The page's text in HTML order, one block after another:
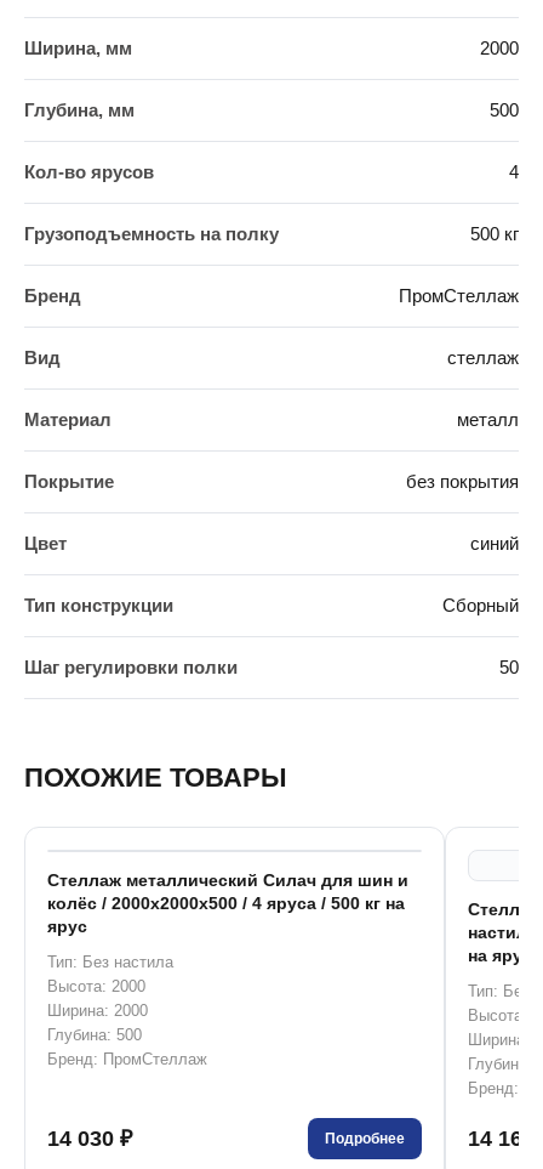
Ширина, мм 2000
Глубина, мм 500
Кол-во ярусов 4
Грузоподъемность на полку 500 кг
Бренд ПромСтеллаж
Вид стеллаж
Материал металл
Покрытие без покрытия
Цвет синий
Тип конструкции Сборный
Шаг регулировки полки 50
ПОХОЖИЕ ТОВАРЫ
Стеллаж металлический Силач для шин и
колёс / 2000x2000x500 / 4 яруса / 500 кг на
ярус
Тип: Без настила
Высота: 2000
Ширина: 2000
Глубина: 500
Бренд: ПромСтеллаж
14 030 ₽ Подробнее
настила
на ярус
Тип: Без
Высота:
Ширина:
Глубина:
Бренд:
14 160